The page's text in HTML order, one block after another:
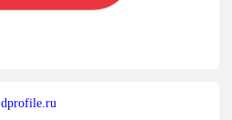
dprofile.ru